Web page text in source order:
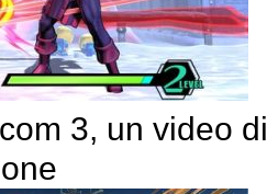
3, un video di